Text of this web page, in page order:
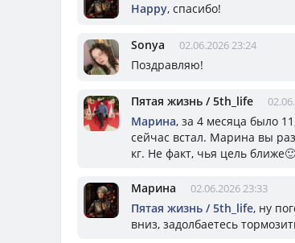
Happy, спасибо!
Sonya 02.06.2026 23:24
Поздравляю!
Пятая жизнь / 5th_life
Марина, за 4 месяца было
сейчас встал. Марина вы
кг. Не факт, чья цель
Марина 02.06.2026 23:33
Пятая жизнь / 5th_life, ну
вниз, задолбаетесь